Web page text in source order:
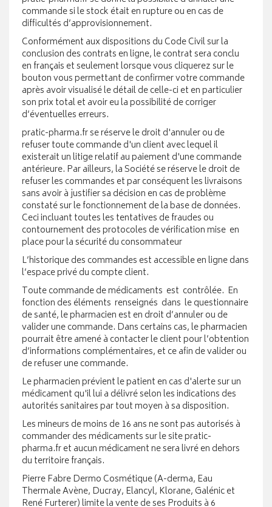
commande si le stock était en rupture ou en cas de
difficultés d’approvisionnement.
Conformément aux dispositions du Code Civil sur la
conclusion des contrats en ligne, le contrat sera conclu
en français et seulement lorsque vous cliquerez sur le
bouton vous permettant de confirmer votre commande
après avoir visualisé le détail de celle-ci et en particulier
son prix total et avoir eu la possibilité de corriger
d’éventuelles erreurs.
pratic-pharma.fr se réserve le droit d'annuler ou de
refuser toute commande d'un client avec lequel il
existerait un litige relatif au paiement d'une commande
antérieure. Par ailleurs, la Société se réserve le droit de
refuser les commandes et par conséquent les livraisons
sans avoir à justifier sa décision en cas de problème
constaté sur le fonctionnement de la base de données.
Ceci incluant toutes les tentatives de fraudes ou
contournement des protocoles de vérification mise en
place pour la sécurité du consommateur
L’historique des commandes est accessible en ligne dans
l’espace privé du compte client.
Toute commande de médicaments est contrôlée. En
fonction des éléments renseignés dans le questionnaire
de santé, le pharmacien est en droit d’annuler ou de
valider une commande. Dans certains cas, le pharmacien
pourrait être amené à contacter le client pour l’obtention
d’informations complémentaires, et ce afin de valider ou
de refuser une commande.
Le pharmacien prévient le patient en cas d'alerte sur un
médicament qu'il lui a délivré selon les indications des
autorités sanitaires par tout moyen à sa disposition.
Les mineurs de moins de 16 ans ne sont pas autorisés à
commander des médicaments sur le site pratic-
pharma.fr et aucun médicament ne sera livré en dehors
du territoire français.
Pierre Fabre Dermo Cosmétique (A-derma, Eau
Thermale Avène, Ducray, Elancyl, Klorane, Galénic et
René Furterer) limite la vente de ses Produits à 6